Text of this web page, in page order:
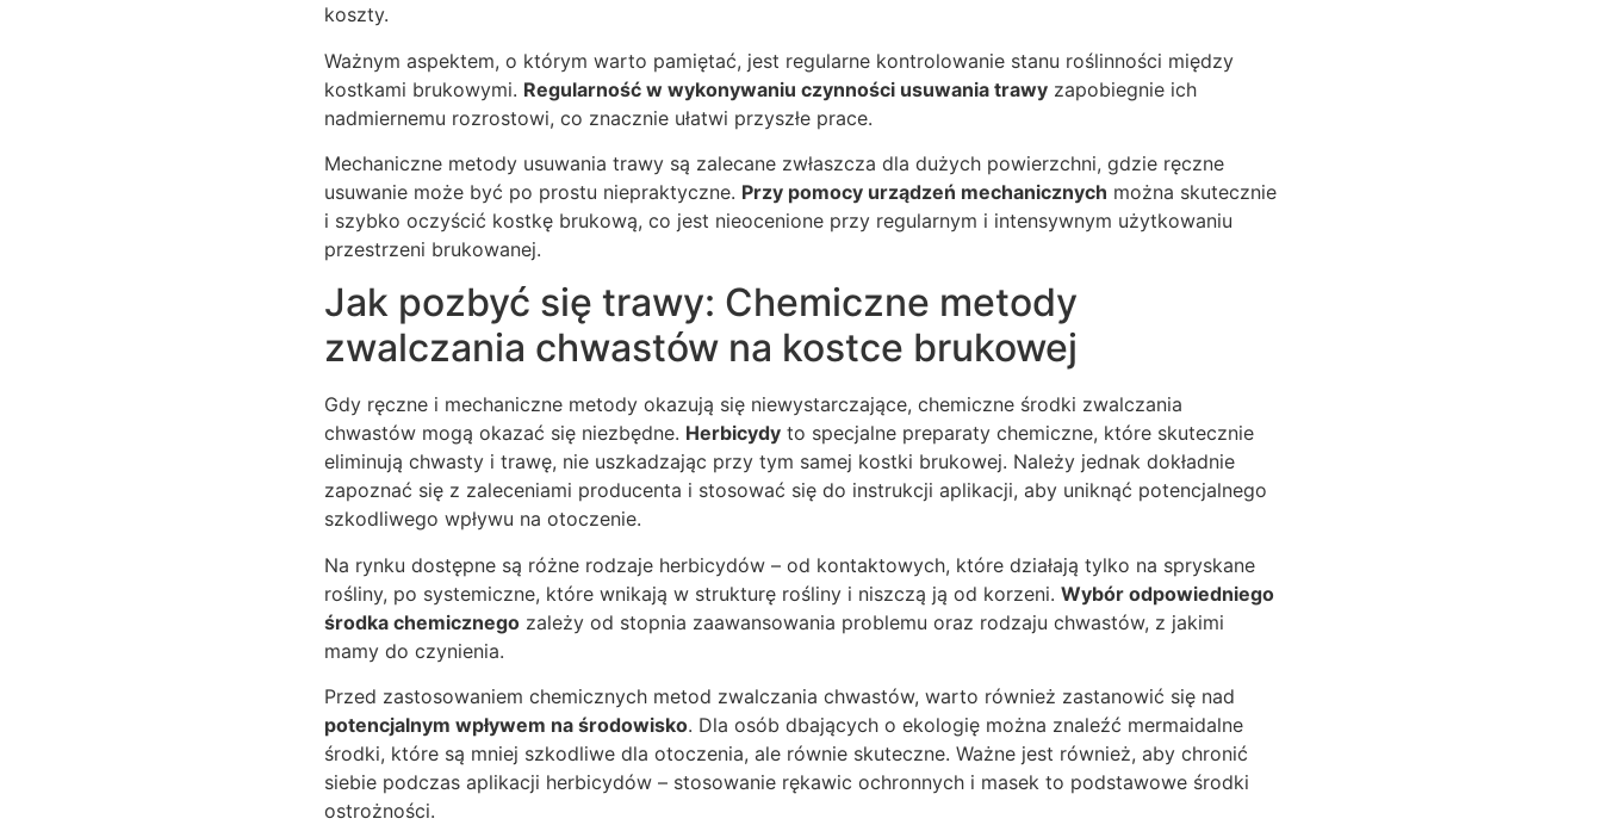
koszty.
Ważnym aspektem, o którym warto pamiętać, jest regularne kontrolowanie stanu roślinności między
kostkami brukowymi. Regularność w wykonywaniu czynności usuwania trawy zapobiegnie ich
nadmiernemu rozrostowi, co znacznie ułatwi przyszłe prace.
Mechaniczne metody usuwania trawy są zalecane zwłaszcza dla dużych powierzchni, gdzie ręczne
usuwanie może być po prostu niepraktyczne. Przy pomocy urządzeń mechanicznych można skutecznie
i szybko oczyścić kostkę brukową, co jest nieocenione przy regularnym i intensywnym użytkowaniu
przestrzeni brukowanej.
Jak pozbyć się trawy: Chemiczne metody
zwalczania chwastów na kostce brukowej
Gdy ręczne i mechaniczne metody okazują się niewystarczające, chemiczne środki zwalczania
chwastów mogą okazać się niezbędne. Herbicydy to specjalne preparaty chemiczne, które skutecznie
eliminują chwasty i trawę, nie uszkadzając przy tym samej kostki brukowej. Należy jednak dokładnie
zapoznać się z zaleceniami producenta i stosować się do instrukcji aplikacji, aby uniknąć potencjalnego
szkodliwego wpływu na otoczenie.
Na rynku dostępne są różne rodzaje herbicydów – od kontaktowych, które działają tylko na spryskane
rośliny, po systemiczne, które wnikają w strukturę rośliny i niszczą ją od korzeni. Wybór odpowiedniego
środka chemicznego zależy od stopnia zaawansowania problemu oraz rodzaju chwastów, z jakimi
mamy do czynienia.
Przed zastosowaniem chemicznych metod zwalczania chwastów, warto również zastanowić się nad
potencjalnym wpływem na środowisko. Dla osób dbających o ekologię można znaleźć mermaidalne
środki, które są mniej szkodliwe dla otoczenia, ale równie skuteczne. Ważne jest również, aby chronić
siebie podczas aplikacji herbicydów – stosowanie rękawic ochronnych i masek to podstawowe środki
ostrożności.